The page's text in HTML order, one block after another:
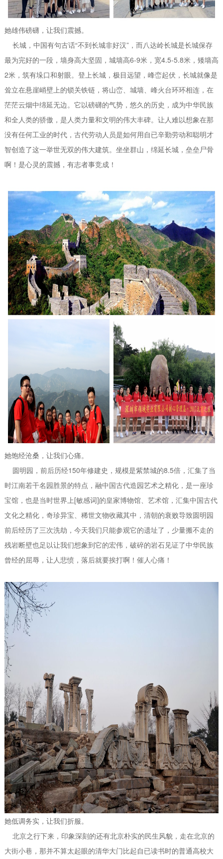
她雄伟磅礴，让我们震撼。
长城，中国有句古话“不到长城非好汉”，而八达岭长城是长城保存
最为完好的一段，墙身高大坚固，城墙高6-9米，宽4.5-5.8米，矮墙高
2米，筑有垛口和射眼。登上长城，极目远望，峰峦起伏，长城就像是
耸立在悬崖峭壁上的锁关铁链，将山峦、城墙、峰火台环环相连，在
茫茫云烟中绵延无边。它以磅礴的气势，悠久的历史，成为中华民族
和全人类的骄傲，是人类力量和文明的伟大丰碑。让人难以想象在那
没有任何工业的时代，古代劳动人员是如何用自已辛勤劳动和聪明才
智创造了这一举世无双的伟大建筑。坐坐群山，绵延长城，垒垒尸骨
啊！是心灵的震撼，有志者事竞成！
她饱经沧桑，让我们心痛。
圆明园，前后历经150年修建史，规模是紫禁城的8.5倍，汇集了当
时江南若干名园胜景的特点，融中国古代造园艺术之精化，是一座珍
宝馆，也是当时世界上[敏感词]的皇家博物馆、艺术馆，汇集中国古代
文化之精化，奇珍异宝、稀世文物收藏其中，清朝的衰败导致圆明园
前后经历了三次洗劫，今天我们只能参观它的遗址了，少量搬不走的
残岩断壁也足以让我们想象到它的宏伟，破碎的岩石见证了中华民族
曾经的屈辱，让人悲愤，落后就要挨打啊！催人心痛！
她低调务实，让我们折服。
北京之行下来，印象深刻的还有北京朴实的民生风貌，走在北京的
大街小巷，那并不算太起眼的清华大门比起自已读书时的普通高校大